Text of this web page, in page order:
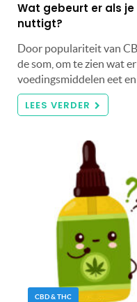
Wat gebeurt er als je
nuttigt?
Door populariteit van
de som, om te zien wat
voedingsmiddelen eet
LEES VERDER
CBD & THC